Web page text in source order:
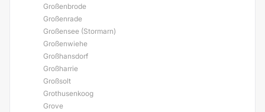
Großenbrode
Großenrade
Großensee (Stormarn)
Großenwiehe
Großhansdorf
Großharrie
Großsolt
Grothusenkoog
Grove